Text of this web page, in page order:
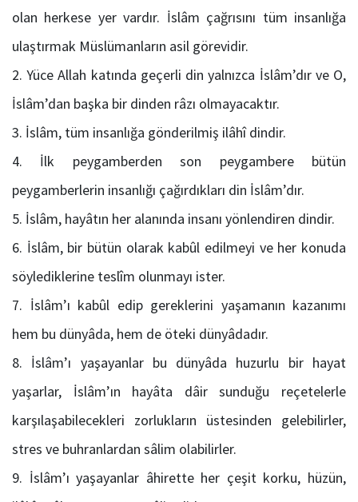
olan herkese yer vardır. İslâm çağrısını tüm insanlığa
ulaştırmak Müslümanların asil görevidir.
Yüce Allah katında geçerli din yalnızca İslâm’dır ve O,
İslâm’dan başka bir dinden râzı olmayacaktır.
İslâm, tüm insanlığa gönderilmiş ilâhî dindir.
İlk peygamberden son peygambere bütün
peygamberlerin insanlığı çağırdıkları din İslâm’dır.
İslâm, hayâtın her alanında insanı yönlendiren dindir.
İslâm, bir bütün olarak kabûl edilmeyi ve her konuda
söylediklerine teslîm olunmayı ister.
İslâm’ı kabûl edip gereklerini yaşamanın kazanımı
hem bu dünyâda, hem de öteki dünyâdadır.
İslâm’ı yaşayanlar bu dünyâda huzurlu bir hayat
yaşarlar, İslâm’ın hayâta dâir sunduğu reçetelerle
karşılaşabilecekleri zorlukların üstesinden gelebilirler,
stres ve buhranlardan sâlim olabilirler.
İslâm’ı yaşayanlar âhirette her çeşit korku, hüzün,